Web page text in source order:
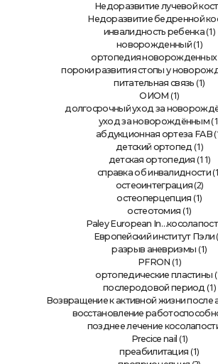
Недоразвитие лучевой
Недоразвитие бедренной
инвалидность ребенка(1)
новорожденный(1)
ортопедия новорожденных
пороки развития стопы у
питательная связь (1)
ОИОМ (1)
долгосрочный уход за
уход за новорождённым
абдукционная ортеза FAB
детский ортопед (1)
детская ортопедия (11)
справка об инвалидности
остеоинтеграция (2)
остеоперцепция (1)
остеотомия (1)
Paley European
Европейский институт Пэли
разрыв аневризмы (1)
PFRON (1)
ортопедические пластины
послеродовой период (1)
Возвращение к активной жизни после
восстановление
позднее лечение
Precice nail (1)
преабилитация (1)